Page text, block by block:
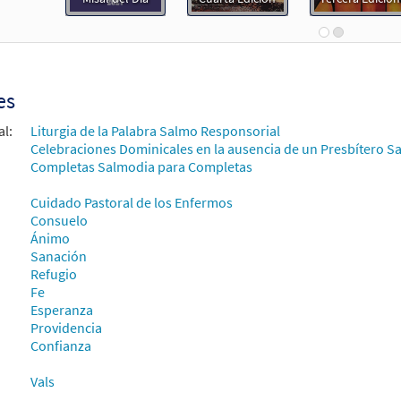
90: Acompáñame, Señor [Acompañamiento Guitarra - Descargue]
Señor/Be with Me, O Lord [Acompañamiento Guitarra -
Unidos en Cristo
90: Acompáñame, Señor/Psalm 91: Be with Me, O Lord [Letra y
30152789
90: Acompáñame, Señor/Psalm 91: Be with Me, O Lord [Letra y
Liturgia de la Palabra Salmo Responsorial
Celebraciones Dominicales en la ausencia de un Presbítero
Completas Salmodia para Completas
Cuidado Pastoral de los Enfermos
Consuelo
Ánimo
Sanación
Refugio
Fe
Esperanza
Providencia
Confianza
Vals